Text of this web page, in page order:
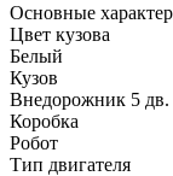
Основные
Цвет кузова
Белый
Кузов
Внедорожник 5 дв.
Коробка
Робот
Тип двигателя